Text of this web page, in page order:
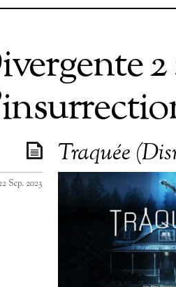
2
Traquée
Sep. 2023